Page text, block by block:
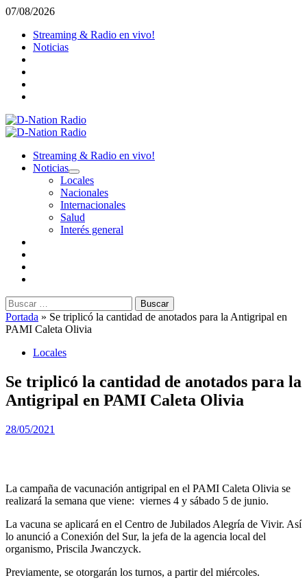
Saltar
contenido
07/08/2026
Streaming & Radio en vivo!
Noticias
Menú
Streaming & Radio en vivo!
Noticias
Locales
Nacionales
Internacionales
Salud
Interés general
Buscar:
Portada » Se triplicó la cantidad de anotados para la Antigripal en
PAMI Caleta Olivia
Locales
Se triplicó la cantidad de anotados para la
Antigripal en PAMI Caleta Olivia
28/05/2021
La campaña de vacunación antigripal en el PAMI Caleta Olivia se
realizará la semana que viene: viernes 4 y sábado 5 de junio.
La vacuna se aplicará en el Centro de Jubilados Alegría de Vivir. Así
lo anunció a Conexión del Sur, la jefa de la agencia local del
organismo, Priscila Jwanczyck.
Previamente, se otorgarán los turnos, a partir del miércoles.